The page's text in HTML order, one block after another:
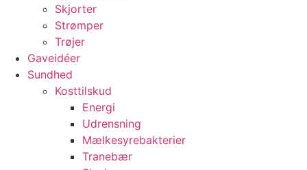
Skjorter
Strømper
Trøjer
Gaveidéer
Sundhed
Kosttilskud
Energi
Udrensning
Mælkesyrebakterier
Tranebær